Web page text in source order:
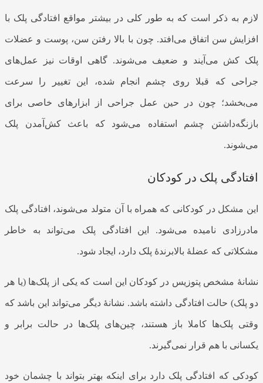
لازم به ذکر است که به طور کلی در بیشتر مواقع افتادگی پلک با
افزایش سن اتفاق می‌افتد. چون با بالا رفتن سن، پوست و عضلات
پلک کش می‌آیند و ضعیف می‌شوند. گاهی اوقات نیز عمل‌های
جراحی که قبلا روی چشم انجام شده، این تغییر را سرعت
می‌بخشد؛ چون در حین عمل جراحی از ابزارهای خاصی برای
بازنگه‌داشتن چشم استفاده می‌شود که باعث کش‌آمدن پلک
می‌شوند.
افتادگی پلک در کودکان
این مشکل در کودکانی که همراه با آن متولد می‌شوند، افتادگی پلک
مادرزادی نامیده می‌شود. این افتادگی پلک می‌تواند به خاطر
مشکلاتی که عضلۀ بالابرندۀ پلک دارد، ایجاد شود.
نشانۀ مشخص پتوزیس در کودکان این است که یکی از پلک‌ها (یا هر
دو پلک) حالت افتادگی داشته باشد. نشانۀ دیگر می‌تواند این باشد که
وقتی پلک‌ها کاملا باز هستند، چین‌های پلک‌ها در حالت برابر و
یکسانی با هم قرار نمی‌گیرند.
کودکی که افتادگی پلک دارد برای اینکه بهتر بتواند با چشمان خود